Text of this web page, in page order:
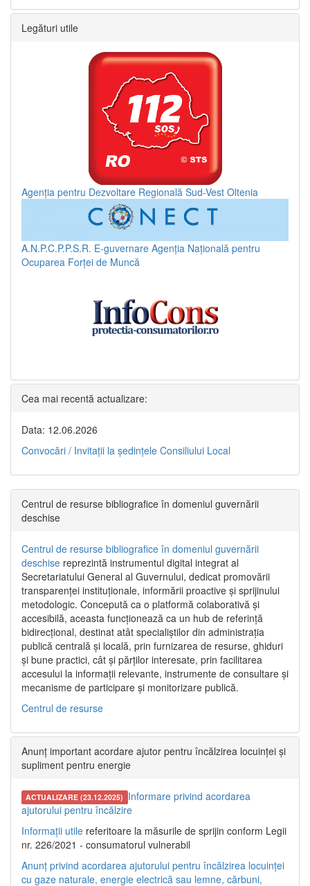
Legături utile
Agenția pentru Dezvoltare Regională Sud-Vest Oltenia
A.N.P.C.P.P.S.R. E-guvernare Agenția Națională pentru
Ocuparea Forței de Muncă
Cea mai recentă actualizare:
Data: 12.06.2026
Convocări / Invitaţii la şedinţele Consiliului Local
Centrul de resurse bibliografice în domeniul guvernării
deschise
Centrul de resurse bibliografice în domeniul guvernării
deschise reprezintă instrumentul digital integrat al
Secretariatului General al Guvernului, dedicat promovării
transparenței instituționale, informării proactive și sprijinului
metodologic. Concepută ca o platformă colaborativă și
accesibilă, aceasta funcționează ca un hub de referință
bidirecțional, destinat atât specialiștilor din administrația
publică centrală și locală, prin furnizarea de resurse, ghiduri
și bune practici, cât și părților interesate, prin facilitarea
accesului la informații relevante, instrumente de consultare și
mecanisme de participare și monitorizare publică.
Centrul de resurse
Anunț important acordare ajutor pentru încălzirea locuinței și
supliment pentru energie
ACTUALIZARE (23.12.2025) Informare privind acordarea
ajutorului pentru încălzire
Informații utile referitoare la măsurile de sprijin conform Legii
nr. 226/2021 - consumatorul vulnerabil
Anunț privind acordarea ajutorului pentru încălzirea locuinței
cu gaze naturale, energie electrică sau lemne, cărbuni,